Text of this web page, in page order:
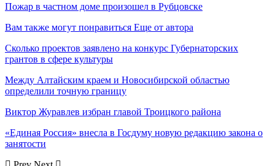
Пожар в частном доме произошел в Рубцовске
Вам также могут понравиться Еще от автора
Сколько проектов заявлено на конкурс Губернаторских
грантов в сфере культуры
Между Алтайским краем и Новосибирской областью
определили точную границу
Виктор Журавлев избран главой Троицкого района
«Единая Россия» внесла в Госдуму новую редакцию закона о
занятости